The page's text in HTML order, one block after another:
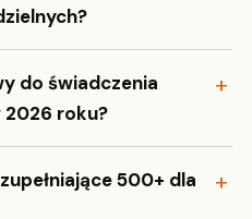
do świadczenia
2026 roku?
500+ dla